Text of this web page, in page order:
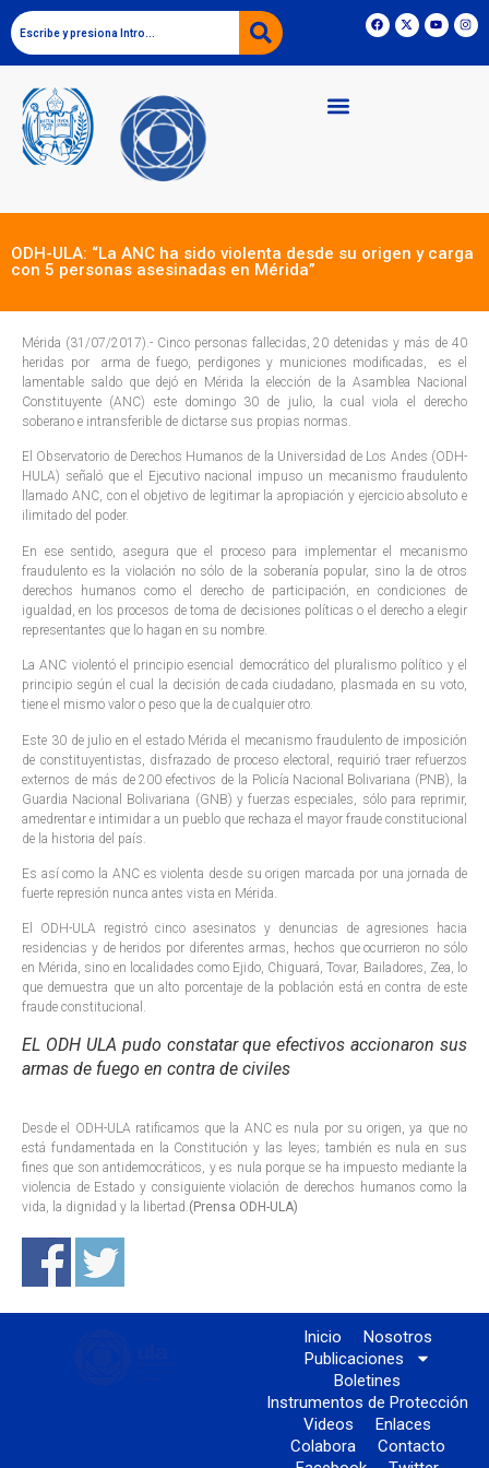
ODH-ULA: “La ANC ha sido violenta desde su origen y carga
con 5 personas asesinadas en Mérida”
Mérida (31/07/2017).- Cinco personas fallecidas, 20 detenidas y más de 40
heridas por arma de fuego, perdigones y municiones modificadas, es el
lamentable saldo que dejó en Mérida la elección de la Asamblea Nacional
Constituyente (ANC) este domingo 30 de julio, la cual viola el derecho
soberano e intransferible de dictarse sus propias normas.
El Observatorio de Derechos Humanos de la Universidad de Los Andes (ODH-
HULA) señaló que el Ejecutivo nacional impuso un mecanismo fraudulento
llamado ANC, con el objetivo de legitimar la apropiación y ejercicio absoluto e
ilimitado del poder.
En ese sentido, asegura que el proceso para implementar el mecanismo
fraudulento es la violación no sólo de la soberanía popular, sino la de otros
derechos humanos como el derecho de participación, en condiciones de
igualdad, en los procesos de toma de decisiones políticas o el derecho a elegir
representantes que lo hagan en su nombre.
La ANC violentó el principio esencial democrático del pluralismo político y el
principio según el cual la decisión de cada ciudadano, plasmada en su voto,
tiene el mismo valor o peso que la de cualquier otro.
Este 30 de julio en el estado Mérida el mecanismo fraudulento de imposición
de constituyentistas, disfrazado de proceso electoral, requirió traer refuerzos
externos de más de 200 efectivos de la Policía Nacional Bolivariana (PNB), la
Guardia Nacional Bolivariana (GNB) y fuerzas especiales, sólo para reprimir,
amedrentar e intimidar a un pueblo que rechaza el mayor fraude constitucional
de la historia del país.
Es así como la ANC es violenta desde su origen marcada por una jornada de
fuerte represión nunca antes vista en Mérida.
El ODH-ULA registró cinco asesinatos y denuncias de agresiones hacia
residencias y de heridos por diferentes armas, hechos que ocurrieron no sólo
en Mérida, sino en localidades como Ejido, Chiguará, Tovar, Bailadores, Zea, lo
que demuestra que un alto porcentaje de la población está en contra de este
fraude constitucional.
EL ODH ULA pudo constatar que efectivos accionaron sus
armas de fuego en contra de civiles
Desde el ODH-ULA ratificamos que la ANC es nula por su origen, ya que no
está fundamentada en la Constitución y las leyes; también es nula en sus
fines que son antidemocráticos, y es nula porque se ha impuesto mediante la
violencia de Estado y consiguiente violación de derechos humanos como la
vida, la dignidad y la libertad.(Prensa ODH-ULA)
Inicio
Nosotros
Publicaciones
Boletines
Instrumentos de Protección
Videos
Enlaces
Colabora
Contacto